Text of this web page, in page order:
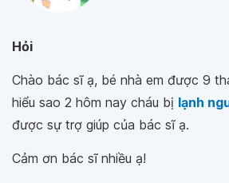
Hỏi
Chào bác sĩ ạ, bé nhà em được 9
hiểu sao 2 hôm nay cháu bị lạnh
được sự trợ giúp của bác sĩ ạ.
Cảm ơn bác sĩ nhiều ạ!